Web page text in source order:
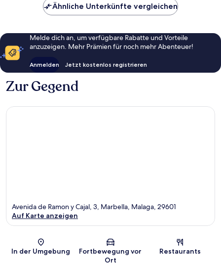
Ähnliche Unterkünfte vergleichen
Melde dich an, um verfügbare Rabatte und Vorteile
anzuzeigen. Mehr Prämien für noch mehr Abenteuer!
Anmelden Jetzt kostenlos registrieren
Zur Gegend
Karte
Avenida de Ramon y Cajal, 3, Marbella, Malaga, 29601
Auf Karte anzeigen
In der Umgebung
Fortbewegung vor
Ort
Restaurants